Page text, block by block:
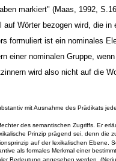
markiert" (Maas, 1992,
auf Wörter bezogen wird, die in
formuliert ist ein nominales
einer nominalen Gruppe,
wird also nicht auf die
mit Ausnahme des Prädikats
des semantischen Zugriffs. Er
Prinzip prägend sei, denn die
auf der lexikalischen Ebene.
als formales Merkmal einer
Bedeutung angesehen werden.